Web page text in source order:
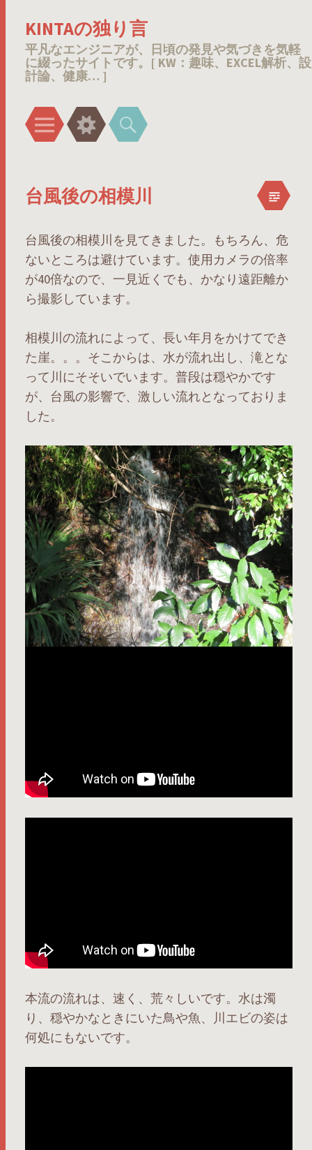
KINTAの独り言
平凡なエンジニアが、日頃の発見や気づきを気軽
に綴ったサイトです。[ KW：趣味、EXCEL解析、設
計論、健康… ]
メ
ニ
ウ
ィ
ッ
検
索
台風後の相模川
台風後の相模川を見てきました。もちろん、危
ないところは避けています。使用カメラの倍率
が40倍なので、一見近くでも、かなり遠距離か
ら撮影しています。
相模川の流れによって、長い年月をかけてでき
た崖。。。そこからは、水が流れ出し、滝とな
って川にそそいでいます。普段は穏やかです
が、台風の影響で、激しい流れとなっておりま
した。
本流の流れは、速く、荒々しいです。水は濁
り、穏やかなときにいた鳥や魚、川エビの姿は
何処にもないです。